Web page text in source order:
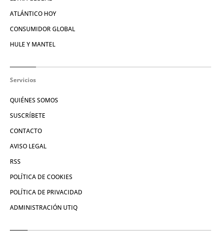
ATLÁNTICO HOY
CONSUMIDOR GLOBAL
HULE Y MANTEL
Servicios
QUIÉNES SOMOS
SUSCRÍBETE
CONTACTO
AVISO LEGAL
RSS
POLÍTICA DE COOKIES
POLÍTICA DE PRIVACIDAD
ADMINISTRACIÓN UTIQ